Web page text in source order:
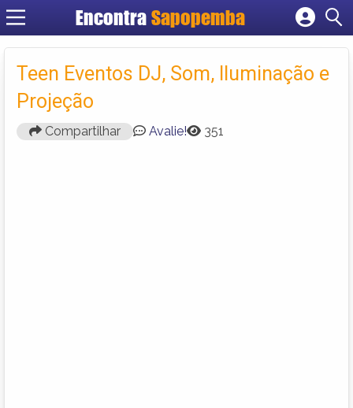
Encontra Sapopemba
Cadastrar empresa
Criar conta
Teen Eventos DJ, Som, Iluminação e
Projeção
Compartilhar Avalie! 351